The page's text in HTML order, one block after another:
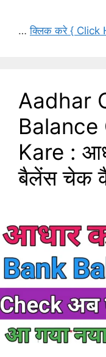
…क्लिक करे { Click
Aadhar
Balance
Kare :
बैलेंस चेक